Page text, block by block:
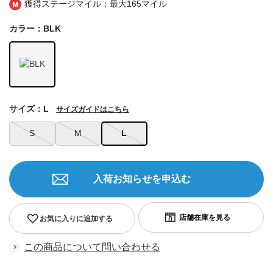
獲得ステージマイル：最大165マイル
カラー：BLK
S M L
サイズ：L サイズガイドはこちら
お気に入りに追加する
入荷お知らせを申込む
この商品について問い合わせる